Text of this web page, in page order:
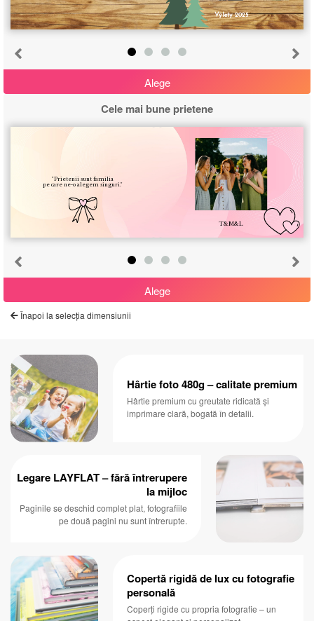
Výlety 2025
Alege
Cele mai bune prietene
"Prietenii sunt familia
pe care ne-o alegem singuri."
T&M&L
Alege
Înapoi la selecția dimensiunii
Anulează
Hârtie foto 480g – calitate premium
Hârtie premium cu greutate ridicată și
imprimare clară, bogată în detalii.
Legare LAYFLAT – fără întrerupere
la mijloc
Paginile se deschid complet plat, fotografiile
pe două pagini nu sunt întrerupte.
Copertă rigidă de lux cu fotografie
personală
Coperți rigide cu propria fotografie – un